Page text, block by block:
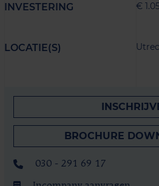
INVESTERING €
LOCATIE(S)
BROCHURE
030 - 291 69 17